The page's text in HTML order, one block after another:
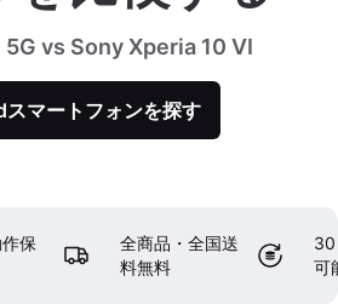
vs Sony Xperia 10 VI
マートフォンを探す
保
全商品・全国送
料無料
30
可